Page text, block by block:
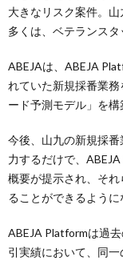
大きなリスク案件。
多くは、ベテランスタ
ABEJAは、ABEJA
れていた新規採番業
ード予測モデル」を構
今後、山九の新規採
力するだけで、
概要が提示され、そ
ることができるように
ABEJA Platformは過
引実績において、同